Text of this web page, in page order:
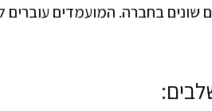
בחברה. המועמדים עוברים